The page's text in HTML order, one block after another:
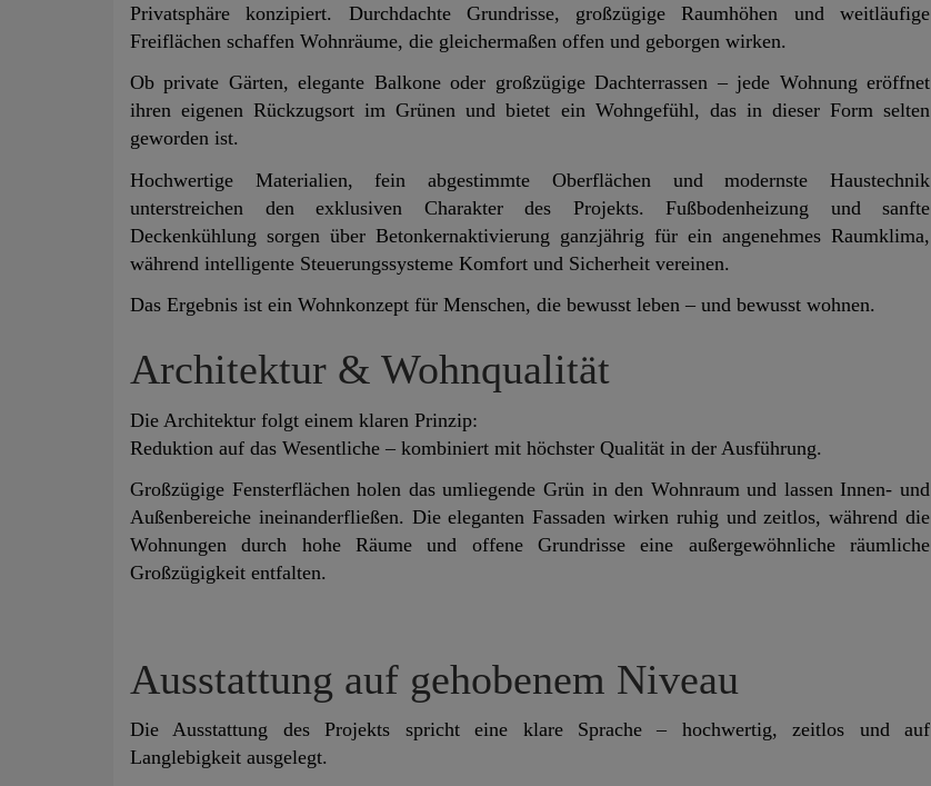
Privatsphäre konzipiert. Durchdachte Grundrisse, großzügige Raumhöhen und weitläufige
Freiflächen schaffen Wohnräume, die gleichermaßen offen und geborgen wirken.
Ob private Gärten, elegante Balkone oder großzügige Dachterrassen – jede Wohnung eröffnet
ihren eigenen Rückzugsort im Grünen und bietet ein Wohngefühl, das in dieser Form selten
geworden ist.
Hochwertige Materialien, fein abgestimmte Oberflächen und modernste Haustechnik
unterstreichen den exklusiven Charakter des Projekts. Fußbodenheizung und sanfte
Deckenkühlung sorgen über Betonkernaktivierung ganzjährig für ein angenehmes Raumklima,
während intelligente Steuerungssysteme Komfort und Sicherheit vereinen.
Das Ergebnis ist ein Wohnkonzept für Menschen, die bewusst leben – und bewusst wohnen.
Architektur & Wohnqualität
Die Architektur folgt einem klaren Prinzip:
Reduktion auf das Wesentliche – kombiniert mit höchster Qualität in der Ausführung.
Großzügige Fensterflächen holen das umliegende Grün in den Wohnraum und lassen Innen- und
Außenbereiche ineinanderfließen. Die eleganten Fassaden wirken ruhig und zeitlos, während die
Wohnungen durch hohe Räume und offene Grundrisse eine außergewöhnliche räumliche
Großzügigkeit entfalten.
Ausstattung auf gehobenem Niveau
Die Ausstattung des Projekts spricht eine klare Sprache – hochwertig, zeitlos und auf
Langlebigkeit ausgelegt.